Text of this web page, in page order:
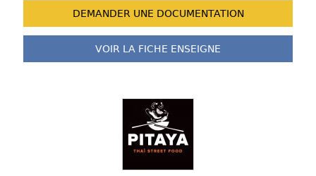
DEMANDER UNE DOCUMENTATION
VOIR LA FICHE ENSEIGNE